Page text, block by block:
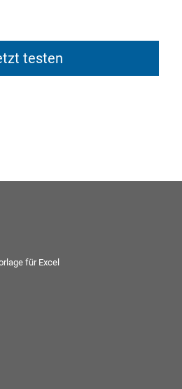
testen
für Excel